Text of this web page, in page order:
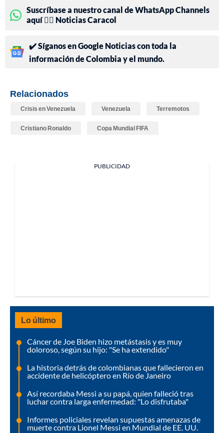
Suscríbase a nuestro canal de WhatsApp Channels
aquí 👉🏻 Noticias Caracol
✔️ Síganos en Google Noticias con toda la
información de Colombia y el mundo.
Relacionados
Crisis en Venezuela Venezuela Terremotos
Cristiano Ronaldo Copa Mundial FIFA
PUBLICIDAD
Lo último
Cáncer de Joe Biden hizo metástasis y es muy
doloroso, según su hijo: "Se ha extendido"
La historia detrás de colombianas que fallecieron en
accidente de helicóptero en Río de Janeiro
Así recordaba Messi a su papá, quien falleció tras
luchar contra larga enfermedad: "Lo disfrutaba"
Informes policiales revelan supuestas amenazas de
muerte contra Lionel Messi en Mundial de EE. UU.